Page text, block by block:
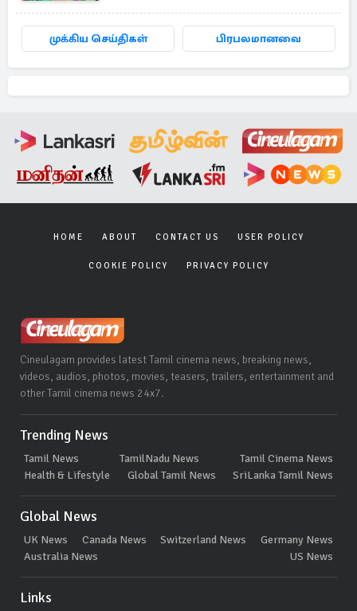
முக்கிய செய்திகள் பிரபலமானவை
HOME ABOUT CONTACT US USER POLICY
COOKIE POLICY PRIVACY POLICY
Cineulagam provides latest Tamil cinema news, breaking news,
videos, audios, photos, movies, teasers, trailers, entertainment and
other Tamil cinema news 24x7.
Trending News
Tamil News TamilNadu News
Tamil Cinema News
Health & Lifestyle
Global Tamil News SriLanka Tamil News
Global News
UK News Canada News Switzerland News
Germany News
Australia News
US News
Links